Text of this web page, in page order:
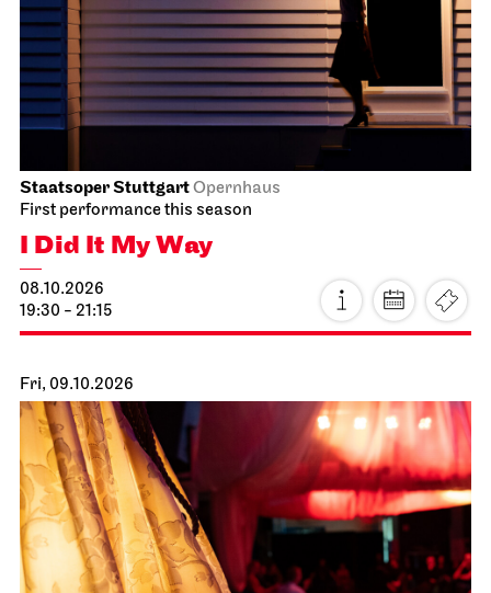
Staatsoper StuttgartOpernhaus
I Did It My Way
10.10.2026
19:30 - 21:15
Sun, 11.10.2026